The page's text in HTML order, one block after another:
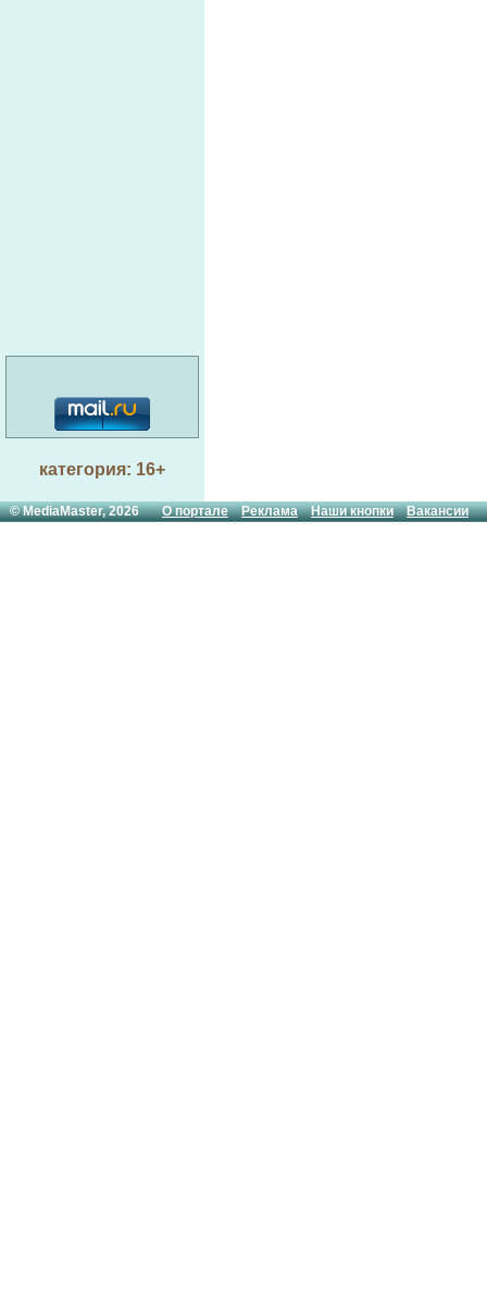
категория: 16+
© MediaMaster, 2026О портале Реклама Наши кнопки Вакансии